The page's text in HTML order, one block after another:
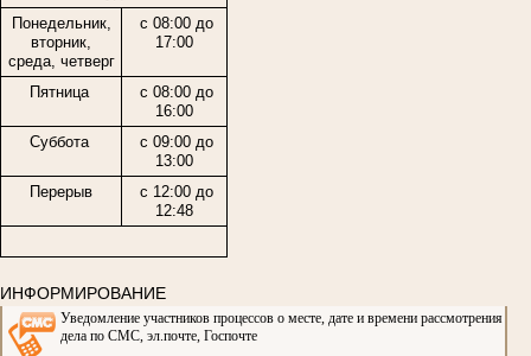
Понедельник,
вторник,
среда, четверг
с 08:00 до
17:00
Пятница
с 08:00 до
16:00
Суббота
с 09:00 до
13:00
Перерыв
с 12:00 до
12:48
ИНФОРМИРОВАНИЕ
Уведомление участников процессов о месте, дате и времени рассмотрения
дела по СМС, эл.почте, Госпочте